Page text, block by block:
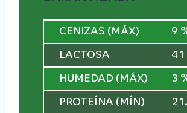
CENIZAS (MÁX) 9
LACTOSA 41
HUMEDAD (MÁX) 3
PROTEÍNA (MÍN)